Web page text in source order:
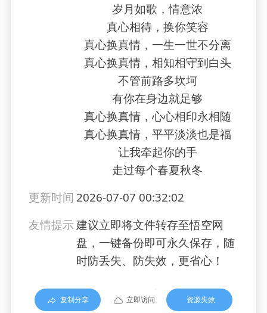
岁月如歌，情意浓
真心相待，换你笑容
真心换真情，一生一世不分离
真心换真情，相知相守到白头
不管前路多坎坷
有你在身边就足够
真心换真情，心心相印永相随
真心换真情，平平淡淡也是福
让我牵起你的手
走过每个春夏秋冬
更新时间 2026-07-07 00:32:02
友情提示建议立即将文件转存至悟空网
盘，一键备份即可永久保存，随
时防丢失、防失效，更省心！
复制分享 立即访问 资源失效